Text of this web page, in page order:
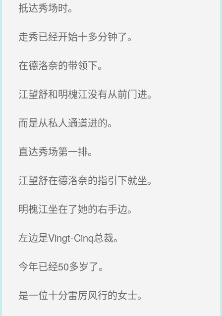
抵达秀场时。
走秀已经开始十多分钟了。
在德洛奈的带领下。
江望舒和明槐江没有从前门进。
而是从私人通道进的。
直达秀场第一排。
江望舒在德洛奈的指引下就坐。
明槐江坐在了她的右手边。
左边是Vingt-Cinq总裁。
今年已经50多岁了。
是一位十分雷厉风行的女士。